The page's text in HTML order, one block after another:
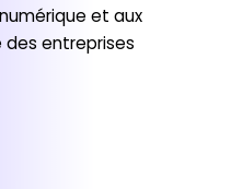
et aux
entreprises